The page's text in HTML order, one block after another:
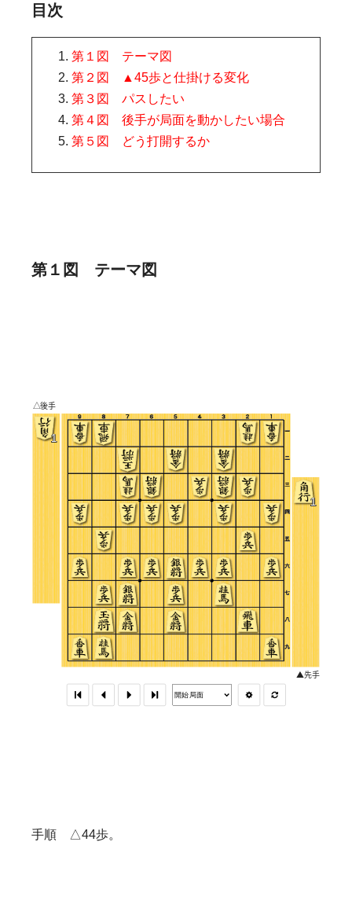
目次
第１図 テーマ図
第２図 ▲45歩と仕掛ける変化
第３図 パスしたい
第４図 後手が局面を動かしたい場合
第５図 どう打開するか
第１図 テーマ図
手順 △44歩。